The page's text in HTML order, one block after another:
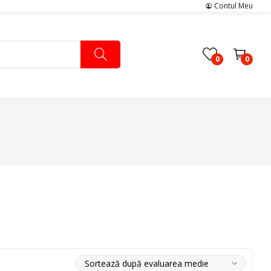
Contul Meu
0 0